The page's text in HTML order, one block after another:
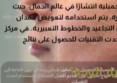
انتشارًا في عالم الجمال، حيث
يتم استخدامه لتعويض فقدان
والخطوط التعبيرية. في مركز
التقنيات للحصول على نتائج
الوجه؟